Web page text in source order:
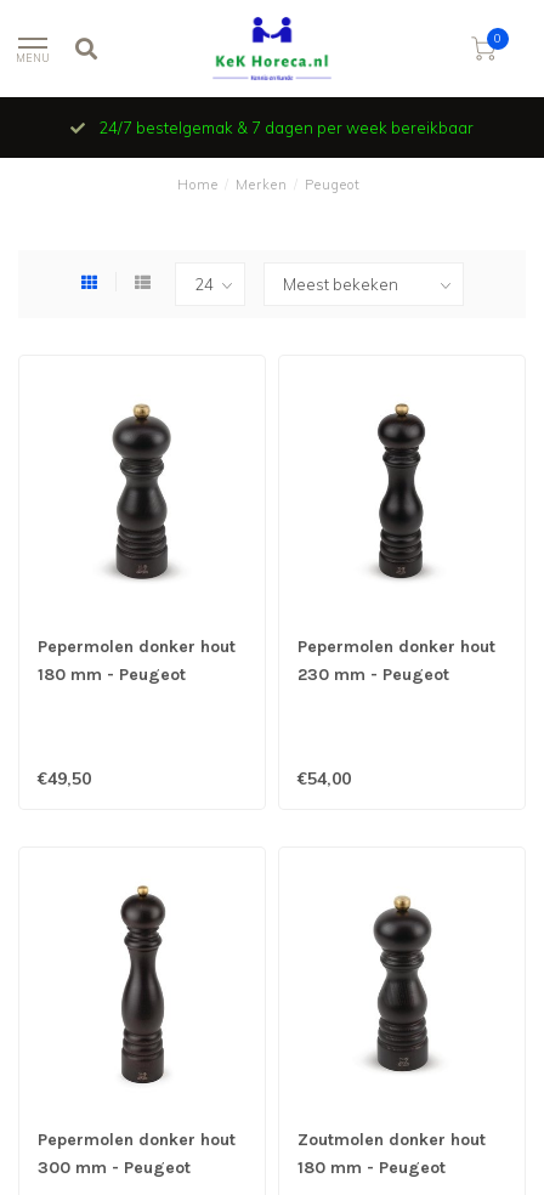
MENU
0
24/7 bestelgemak & 7 dagen per week bereikbaar
Home Merken Peugeot
Pepermolen donker hout
180 mm - Peugeot
€49,50
Pepermolen donker hout
230 mm - Peugeot
€54,00
Pepermolen donker hout
300 mm - Peugeot
Zoutmolen donker hout
180 mm - Peugeot